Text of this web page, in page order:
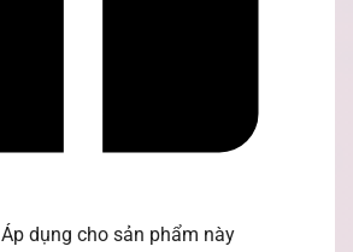
Áp dụng cho sản phẩm này